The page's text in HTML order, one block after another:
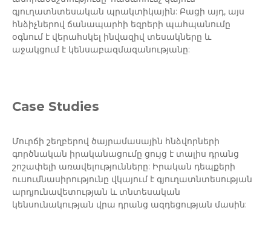
գյուղատնտեսական պրակտիկային: Բացի այդ, այս
հնձիչներով ճանապարհի եզրերի պահպանումը
օգնում է վերահսկել ինվազիվ տեսակները և
աջակցում է կենսաբազմազանությանը:
Case Studies
Մուրճի շեղբերով ծայրամասային հնձվորների
գործնական իրականացումը ցույց է տալիս դրանց
շոշափելի առավելությունները: Իրական դեպքերի
ուսումնասիրությունը վկայում է գյուղատնտեսության
արդյունավետության և տնտեսական
կենսունակության վրա դրանց ազդեցության մասին: